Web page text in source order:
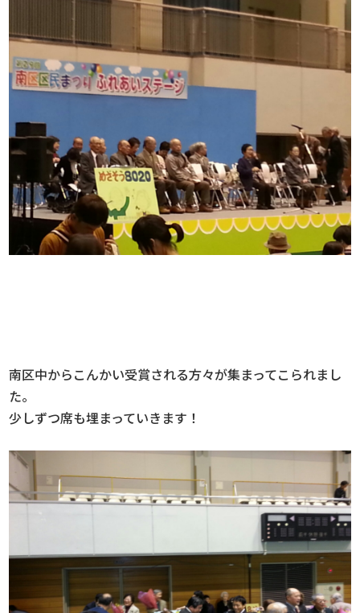
南区中からこんかい受賞される方々が集まってこられまし
た。
少しずつ席も埋まっていきます！